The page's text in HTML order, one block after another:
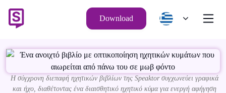
Download
Η σύγχρονη διεπαφή ηχητικών βιβλίων της Speaktor συγχωνεύει γραφικά
και ήχο, διαθέτοντας ένα διαισθητικό ηχητικό κύμα για ενεργή αφήγηση